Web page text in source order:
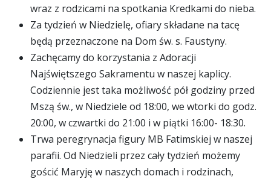
wraz z rodzicami na spotkania Kredkami do nieba.
Za tydzień w Niedzielę, ofiary składane na tacę
będą przeznaczone na Dom św. s. Faustyny.
Zachęcamy do korzystania z Adoracji
Najświętszego Sakramentu w naszej kaplicy.
Codziennie jest taka możliwość pół godziny przed
Mszą św., w Niedziele od 18:00, we wtorki do godz.
20:00, w czwartki do 21:00 i w piątki 16:00- 18:30.
Trwa peregrynacja figury MB Fatimskiej w naszej
parafii. Od Niedzieli przez cały tydzień możemy
gościć Maryję w naszych domach i rodzinach,